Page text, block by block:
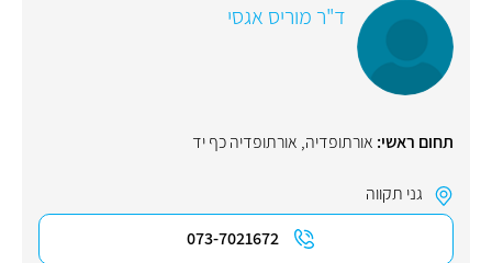
ד"ר מוריס אגסי
תחום ראשי: אורתופדיה, אורתופדיה כף יד
גני תקווה
073-7021672